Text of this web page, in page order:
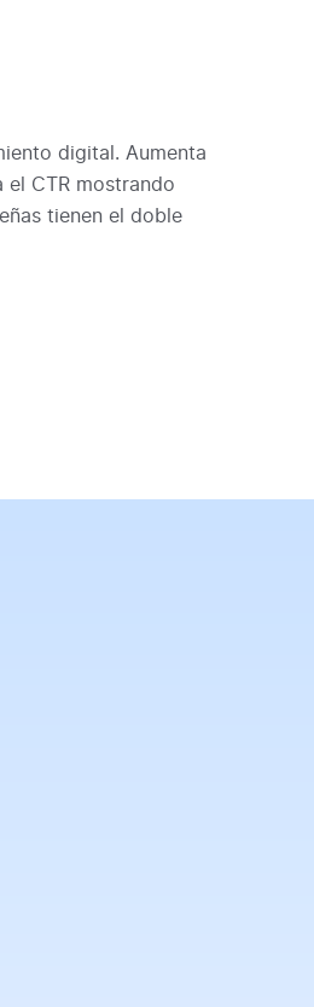
digital. Aumenta
el CTR mostrando
tienen el doble